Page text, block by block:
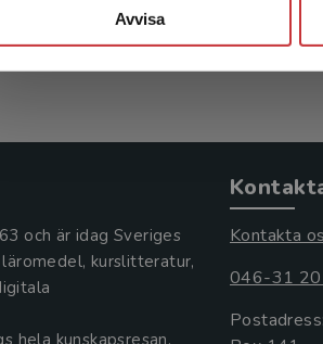
Avvisa
295 kr
och är idag Sveriges
kurslitteratur,
Kontakta
046-31
Postadress: